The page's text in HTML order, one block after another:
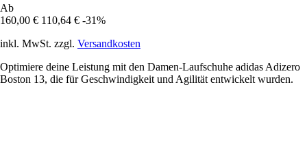
Ab
160,00 € 110,64 € -31%
inkl. MwSt. zzgl. Versandkosten
Optimiere deine Leistung mit den Damen-Laufschuhe adidas Adizero
Boston 13, die für Geschwindigkeit und Agilität entwickelt wurden.